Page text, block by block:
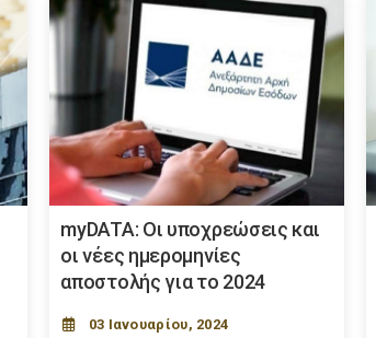
myDATA: Οι υποχρεώσεις και
οι νέες ημερομηνίες
αποστολής για το 2024
03 Ιανουαρίου, 2024